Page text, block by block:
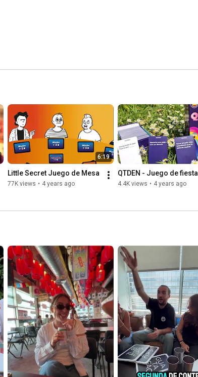
6:19
Little Secret Juego de Mesa
77K views • 4 years ago
QTDEN - Juego de fiesta
4.4K views • 4 years ago